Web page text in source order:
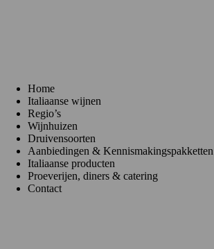
Home
Italiaanse wijnen
Regio’s
Wijnhuizen
Druivensoorten
Aanbiedingen & Kennismakingspakketten
Italiaanse producten
Proeverijen, diners & catering
Contact